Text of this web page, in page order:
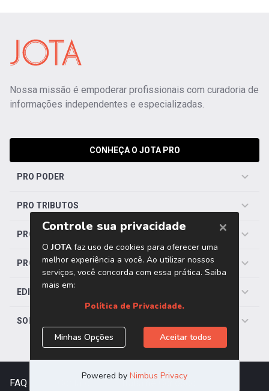
Nossa missão é empoderar profissionais com curadoria de
informações independentes e especializadas.
CONHEÇA O JOTA PRO
PRO PODER
PRO TRIBUTOS
PRO TRABALHISTA
PRO SAÚDE
EDITORIAS
SOBRE O JOTA
FAQ Trabalhe Conosco